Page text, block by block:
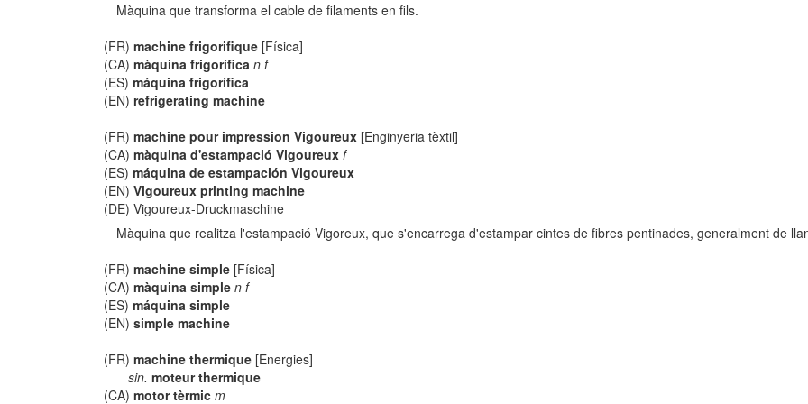
Màquina que transforma el cable de filaments en fils.
(FR)machine frigorifique [Física]
(CA)màquina frigorífica n f
(ES)máquina frigorífica
(EN)refrigerating machine
(FR)machine pour impression Vigoureux [Enginyeria tèxtil]
(CA)màquina d'estampació Vigoureux f
(ES)máquina de estampación Vigoureux
(EN)Vigoureux printing machine
(DE) Vigoureux-Druckmaschine
Màquina que realitza l'estampació Vigoreux, que s'encarrega d'estampar cintes de fibres pentinades, generalment de
(FR)machine simple [Física]
(CA)màquina simple n f
(ES)máquina simple
(EN)simple machine
(FR)machine thermique [Energies]
sin. moteur thermique
(CA)motor tèrmic m